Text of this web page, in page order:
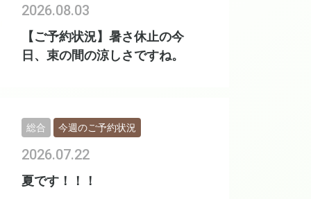
【ご予約状況】暑さ休止の今
日、束の間の涼しさですね。
2026.08.03
夏です！！！
2026.07.22
総合 今週のご予約状況